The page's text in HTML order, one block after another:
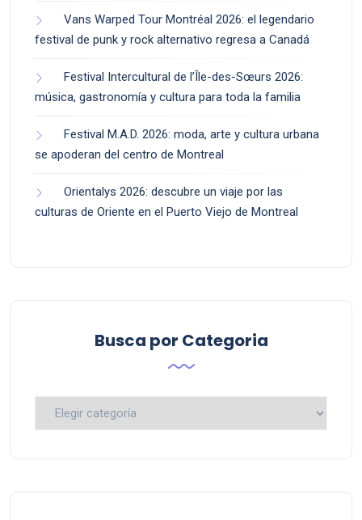
Vans Warped Tour Montréal 2026: el legendario
festival de punk y rock alternativo regresa a Canadá
Festival Intercultural de l’Île-des-Sœurs 2026:
música, gastronomía y cultura para toda la familia
Festival M.A.D. 2026: moda, arte y cultura urbana
se apoderan del centro de Montreal
Orientalys 2026: descubre un viaje por las
culturas de Oriente en el Puerto Viejo de Montreal
Busca por Categoria
Busca